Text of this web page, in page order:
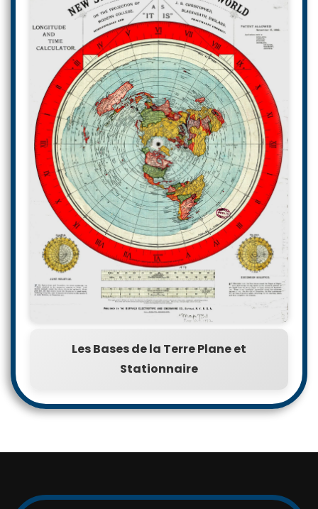
Les Bases de la Terre Plane et
Stationnaire